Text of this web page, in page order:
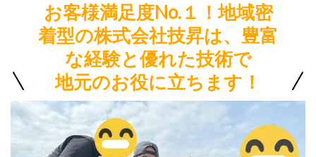
お客様満足度No.１！地域密
着型の株式会社技昇は、豊富
な経験と優れた技術で
地元のお役に立ちます！